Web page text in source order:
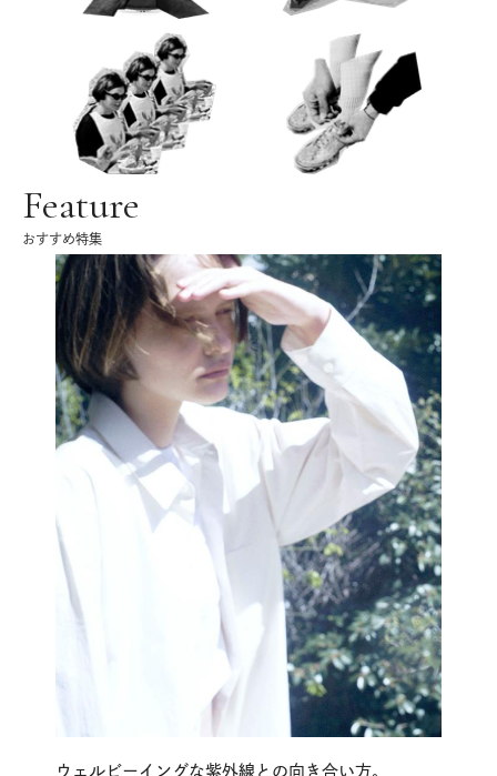
Feature
おすすめ特集
ウェルビーイングな紫外線との向き合い方。